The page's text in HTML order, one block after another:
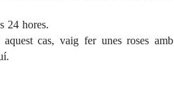
24 hores.
cas, vaig fer unes roses amb
.